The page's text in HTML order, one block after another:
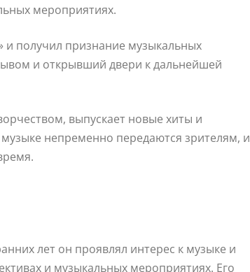
мероприятиях.
и получил признание музыкальных
и открывший двери к дальнейшей
выпускает новые хиты и
непременно передаются зрителям, и
лет он проявлял интерес к музыке и
и музыкальных мероприятиях. Его